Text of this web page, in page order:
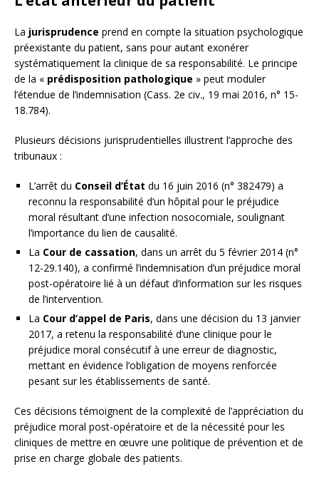
La jurisprudence prend en compte la situation psychologique
préexistante du patient, sans pour autant exonérer
systématiquement la clinique de sa responsabilité. Le principe
de la « prédisposition pathologique » peut moduler
l’étendue de l’indemnisation (Cass. 2e civ., 19 mai 2016, n° 15-
18.784).
Plusieurs décisions jurisprudentielles illustrent l’approche des
tribunaux :
L’arrêt du Conseil d’État du 16 juin 2016 (n° 382479) a
reconnu la responsabilité d’un hôpital pour le préjudice
moral résultant d’une infection nosocomiale, soulignant
l’importance du lien de causalité.
La Cour de cassation, dans un arrêt du 5 février 2014 (n°
12-29.140), a confirmé l’indemnisation d’un préjudice moral
post-opératoire lié à un défaut d’information sur les risques
de l’intervention.
La Cour d’appel de Paris, dans une décision du 13 janvier
2017, a retenu la responsabilité d’une clinique pour le
préjudice moral consécutif à une erreur de diagnostic,
mettant en évidence l’obligation de moyens renforcée
pesant sur les établissements de santé.
Ces décisions témoignent de la complexité de l’appréciation du
préjudice moral post-opératoire et de la nécessité pour les
cliniques de mettre en œuvre une politique de prévention et de
prise en charge globale des patients.